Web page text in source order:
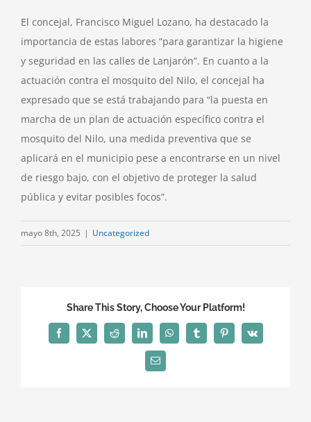
El concejal, Francisco Miguel Lozano, ha destacado la
importancia de estas labores “para garantizar la higiene
y seguridad en las calles de Lanjarón”. En cuanto a la
actuación contra el mosquito del Nilo, el concejal ha
expresado que se está trabajando para “la puesta en
marcha de un plan de actuación específico contra el
mosquito del Nilo, una medida preventiva que se
aplicará en el municipio pese a encontrarse en un nivel
de riesgo bajo, con el objetivo de proteger la salud
pública y evitar posibles focos”.
mayo 8th, 2025 | Uncategorized
Share This Story, Choose Your Platform!
Facebook
X Reddit LinkedInWhatsAppTumblrPinterest
Vk
Correo
electrónico